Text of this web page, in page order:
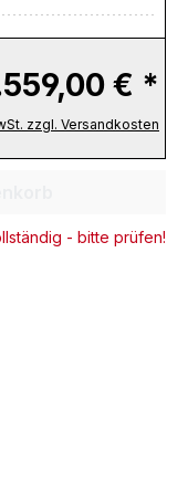
€ *
zzgl. Versandkosten
Wert
- bitte prüfen!